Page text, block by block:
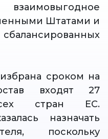
Штатами и
сроком на
входят 27
стран ЕС.
назначать
поскольку